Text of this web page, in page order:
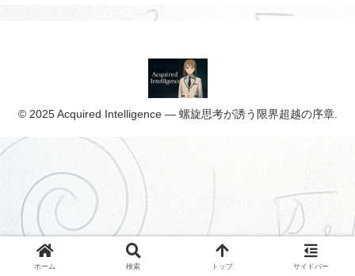
© 2025 Acquired Intelligence ― 螺旋思考が誘う限界超越の序章.
ホーム 検索 トップ サイドバー